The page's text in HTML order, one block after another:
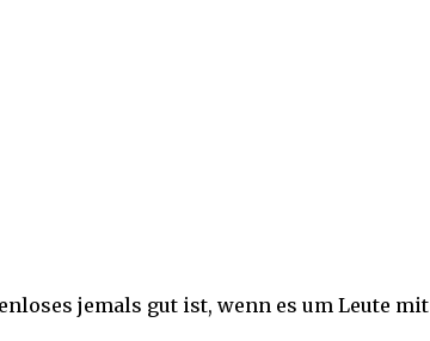
jemals gut ist, wenn es um Leute mit